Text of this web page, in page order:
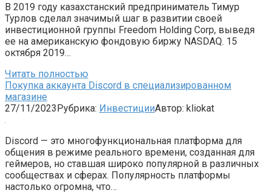
В 2019 году казахстанский предприниматель Тимур
Турлов сделал значимый шаг в развитии своей
инвестиционной группы Freedom Holding Corp, выведя
ее на американскую фондовую биржу NASDAQ. 15
октября 2019…
Читать полностью
Покупка аккаунта Discord в специализированном
магазине
27/11/2023Рубрика: ИнвестицииАвтор: kliokat
Discord — это многофункциональная платформа для
общения в режиме реального времени, созданная для
геймеров, но ставшая широко популярной в различных
сообществах и сферах. Популярность платформы
настолько огромна, что…